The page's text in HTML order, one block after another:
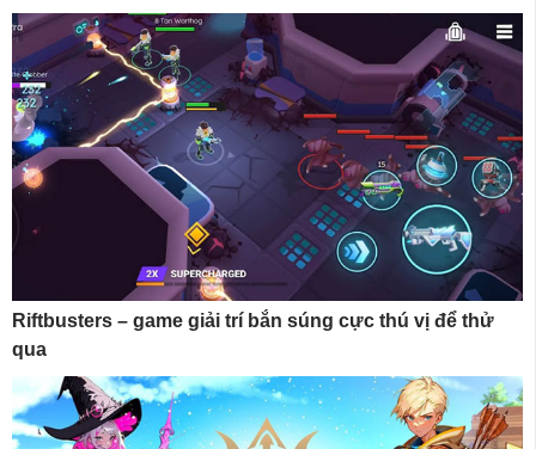
Riftbusters – game giải trí bắn súng cực thú vị để thử
qua